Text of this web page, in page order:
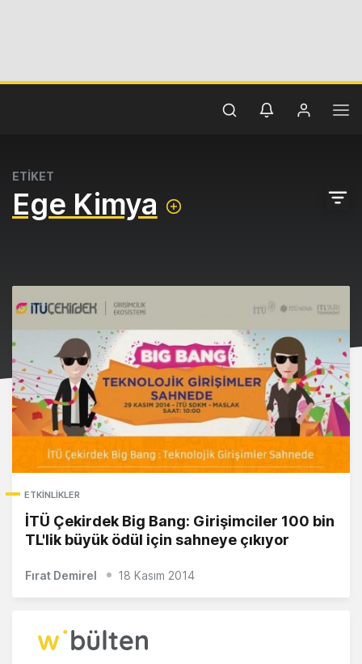
ETİKET
Ege Kimya
ETKINLIKLER
İTÜ Çekirdek Big Bang: Girişimciler 100 bin
TL'lik büyük ödül için sahneye çıkıyor
Fırat Demirel 18 Kasım 2014